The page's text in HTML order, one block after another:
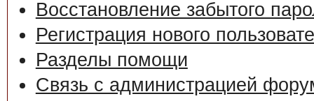
Восстановление забытого
Регистрация нового
Разделы помощи
Связь с администрацией